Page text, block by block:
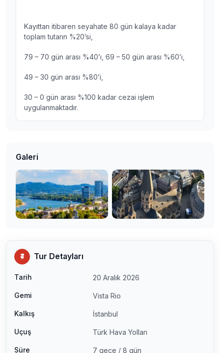
Kayıttan itibaren seyahate 80 gün kalaya kadar
toplam tutarın %20’si,
79 – 70 gün arası %40’ı, 69 – 50 gün arası %60’ı,
49 – 30 gün arası %80’i,
30 – 0 gün arası %100 kadar cezai işlem
uygulanmaktadır.
Galeri
Tur Detayları
Tarih 20 Aralık 2026
Gemi Vista Rio
Kalkış İstanbul
Uçuş Türk Hava Yolları
Süre 7 gece / 8 gün